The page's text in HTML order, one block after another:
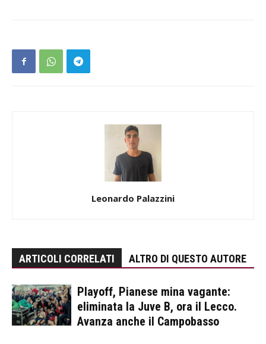
Leonardo Palazzini
ARTICOLI CORRELATI ALTRO DI QUESTO AUTORE
Playoff, Pianese mina vagante:
eliminata la Juve B, ora il Lecco.
Avanza anche il Campobasso